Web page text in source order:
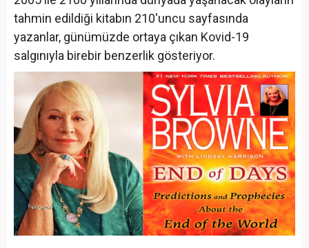
tahmin edildiği kitabın 210'uncu sayfasında
yazanlar, günümüzde ortaya çıkan Kovid-19
salgınıyla birebir benzerlik gösteriyor.